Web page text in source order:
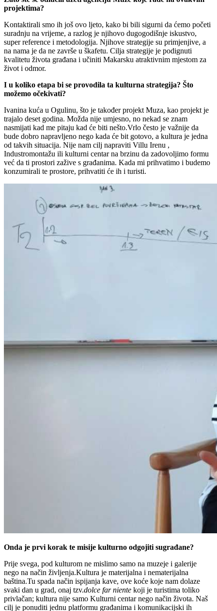
projektima?
Kontaktirali smo ih još ovo ljeto, kako bi bili sigurni da ćemo početi
suradnju na vrijeme, a razlog je njihovo dugogodišnje iskustvo,
super reference i metodologija. Njihove strategije su primjenjive, a
na nama je da ne završe u škafetu. Cilja strategije je podignuti
kvalitetu života građana i učiniti Makarsku atraktivnim mjestom za
život i odmor.
I u koliko etapa bi se provodila ta kulturna strategija? Što
možemo očekivati?
Ivanina kuća u Ogulinu, što je također projekt Muza, kao projekt je
trajalo deset godina. Možda nije umjesno, no nekad se znam
nasmijati kad me pitaju kad će biti nešto.Vrlo često je važnije da
bude dobro napravljeno nego kada će bit gotovo, a kultura je jedna
od takvih situacija. Nije nam cilj napraviti Villu Irenu ,
Industromontažu ili kulturni centar na brzinu da zadovoljimo formu
već da ti prostori zažive s građanima. Kada mi prihvatimo i budemo
konzumirali te prostore, prihvatiti će ih i turisti.
Onda je prvi korak te misije kulturno odgojiti sugrađane?
Prije svega, pod kulturom ne mislimo samo na muzeje i galerije
nego na način življenja.Kultura je materijalna i nematerijalna
baština.Tu spada način ispijanja kave, ove koće koje nam dolaze
svaki dan u grad, onaj tzv.dolce far niente koji je turistima toliko
privlačan; kultura nije samo Kulturni centar nego način života. Naš
cilj je ponuditi jednu platformu građanima i komunikacijski ih